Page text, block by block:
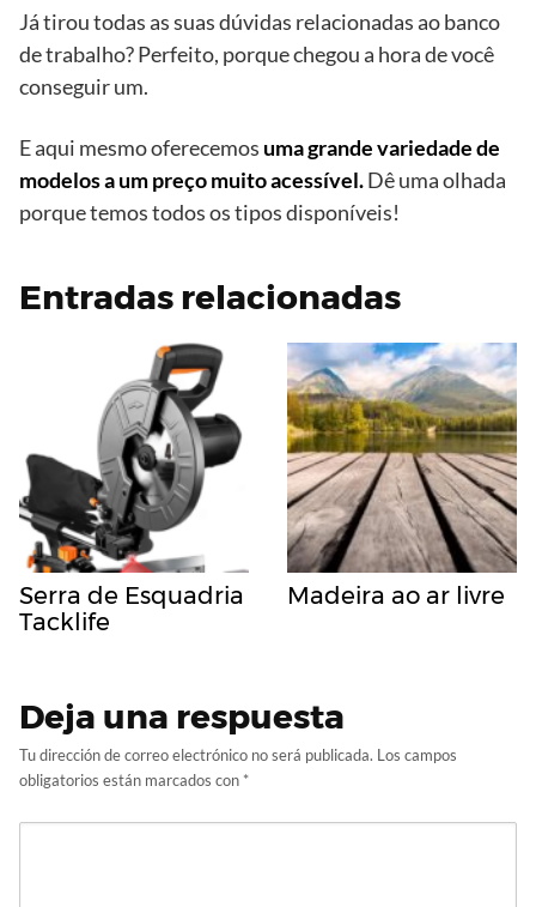
Já tirou todas as suas dúvidas relacionadas ao banco
de trabalho? Perfeito, porque chegou a hora de você
conseguir um.
E aqui mesmo oferecemos uma grande variedade de
modelos a um preço muito acessível.Dê uma olhada
porque temos todos os tipos disponíveis!
Entradas relacionadas
Serra de Esquadria
Tacklife
Madeira ao ar livre
Deja una respuesta
Tu dirección de correo electrónico no será publicada. Los campos
obligatorios están marcados con *